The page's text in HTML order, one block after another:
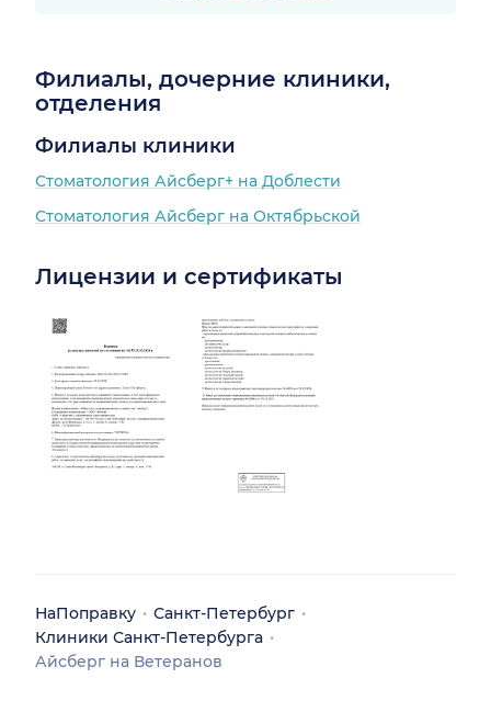
Филиалы, дочерние клиники,
отделения
Филиалы клиники
Стоматология Айсберг+ на Доблести
Стоматология Айсберг на Октябрьской
Лицензии и сертификаты
НаПоправку
Санкт-Петербург
Клиники Санкт-Петербурга
Айсберг на Ветеранов